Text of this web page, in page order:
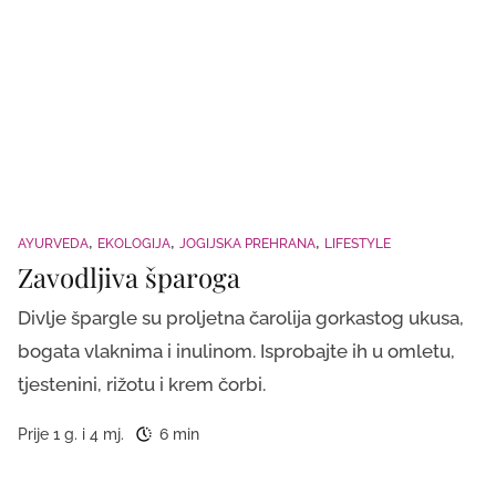
AYURVEDA EKOLOGIJA JOGIJSKA PREHRANA LIFESTYLE
Zavodljiva šparoga
Divlje špargle su proljetna čarolija gorkastog ukusa,
bogata vlaknima i inulinom. Isprobajte ih u omletu,
tjestenini, rižotu i krem čorbi.
Prije 1 g. i 4 mj. 6 min